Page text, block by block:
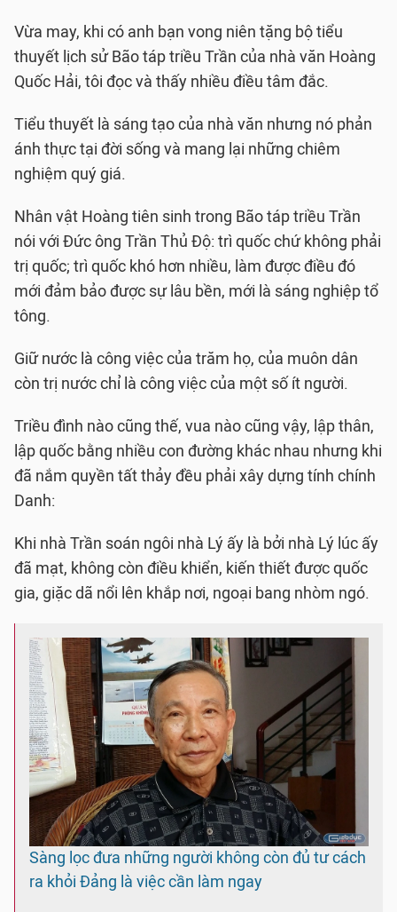
Vừa may, khi có anh bạn vong niên tặng bộ tiểu
thuyết lịch sử Bão táp triều Trần của nhà văn Hoàng
Quốc Hải, tôi đọc và thấy nhiều điều tâm đắc.
Tiểu thuyết là sáng tạo của nhà văn nhưng nó phản
ánh thực tại đời sống và mang lại những chiêm
nghiệm quý giá.
Nhân vật Hoàng tiên sinh trong Bão táp triều Trần
nói với Ðức ông Trần Thủ Ðộ: trì quốc chứ không phải
trị quốc; trì quốc khó hơn nhiều, làm được điều đó
mới đảm bảo được sự lâu bền, mới là sáng nghiệp tổ
tông.
Giữ nước là công việc của trăm họ, của muôn dân
còn trị nước chỉ là công việc của một số ít người.
Triều đình nào cũng thế, vua nào cũng vậy, lập thân,
lập quốc bằng nhiều con đường khác nhau nhưng khi
đã nắm quyền tất thảy đều phải xây dựng tính chính
Danh:
Khi nhà Trần soán ngôi nhà Lý ấy là bởi nhà Lý lúc ấy
đã mạt, không còn điều khiển, kiến thiết được quốc
gia, giặc dã nổi lên khắp nơi, ngoại bang nhòm ngó.
Sàng lọc đưa những người không còn đủ tư cách
ra khỏi Đảng là việc cần làm ngay